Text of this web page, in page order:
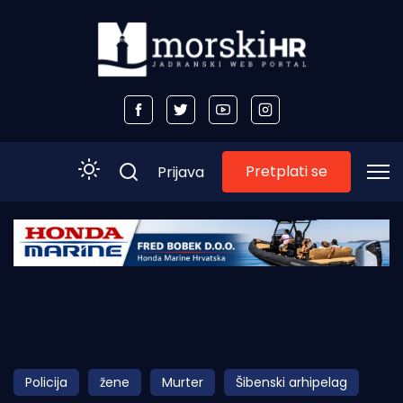
Početna
Obala
Prijava Pretplati se
Policija žene Murter Šibenski arhipelag